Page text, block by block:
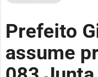
Prefeito
assume